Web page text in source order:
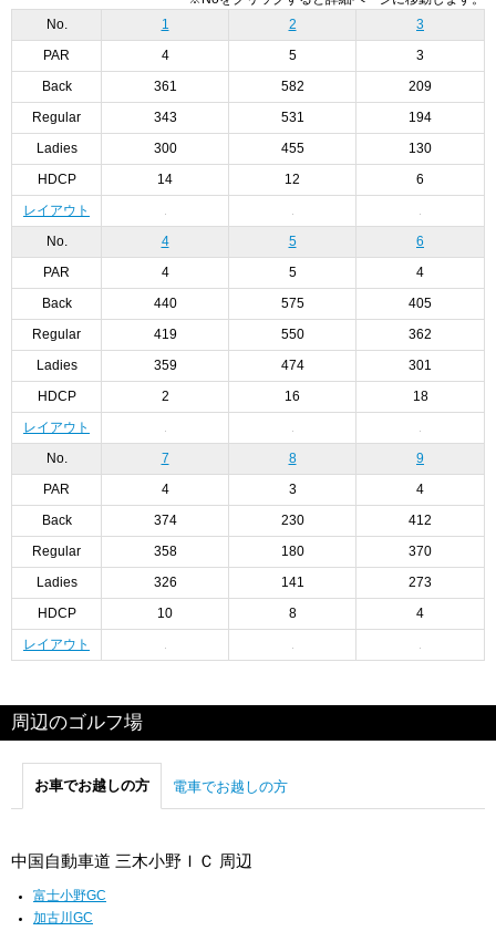
No.
1 2 3
PAR 4 5 3
Back 361 582 209
Regular 343 531 194
Ladies 300 455 130
HDCP 14 12 6
レイアウト
No. 4 5 6
PAR 4 5 4
Back 440 575 405
Regular 419 550 362
Ladies 359 474 301
HDCP 2 16 18
レイアウト
No. 7 8 9
PAR 4 3 4
Back 374 230 412
Regular 358 180 370
Ladies 326 141 273
HDCP 10 8 4
レイアウト
周辺のゴルフ場
お車でお越しの方 電車でお越しの方
中国自動車道 三木小野ＩＣ 周辺
富士小野GC
加古川GC